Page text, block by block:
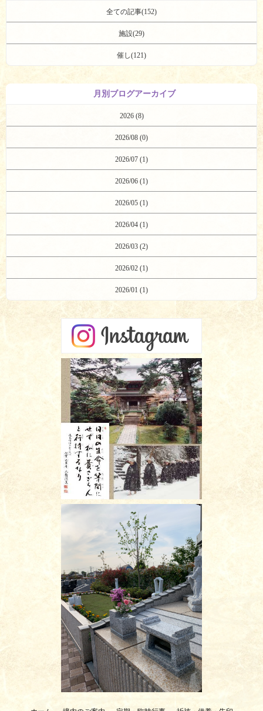
全ての記事(152)
施設(29)
催し(121)
月別ブログアーカイブ
2026 (8)
2026/08 (0)
2026/07 (1)
2026/06 (1)
2026/05 (1)
2026/04 (1)
2026/03 (2)
2026/02 (1)
2026/01 (1)